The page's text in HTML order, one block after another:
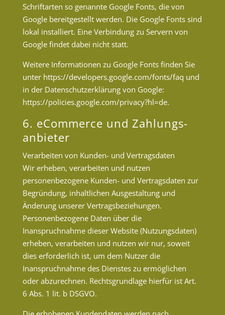
Schriftarten so genannte Google Fonts, die von
Google bereitgestellt werden. Die Google Fonts sind
lokal installiert. Eine Verbindung zu Servern von
Google findet dabei nicht statt.
Weitere Informationen zu Google Fonts finden Sie
unter https://developers.google.com/fonts/faq und
in der Datenschutzerklärung von Google:
https://policies.google.com/privacy?hl=de.
6. eCommerce und Zahlungs­
anbieter
Verarbeiten von Kunden- und Vertragsdaten
Wir erheben, verarbeiten und nutzen
personenbezogene Kunden- und Vertragsdaten zur
Begründung, inhaltlichen Ausgestaltung und
Änderung unserer Vertragsbeziehungen.
Personenbezogene Daten über die
Inanspruchnahme dieser Website (Nutzungsdaten)
erheben, verarbeiten und nutzen wir nur, soweit
dies erforderlich ist, um dem Nutzer die
Inanspruchnahme des Dienstes zu ermöglichen
oder abzurechnen. Rechtsgrundlage hierfür ist Art.
6 Abs. 1 lit. b DSGVO.